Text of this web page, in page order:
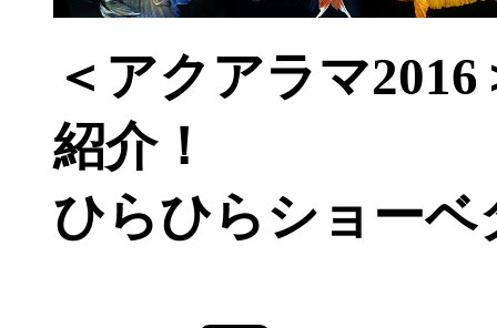
＜アクアラマ
紹介！
ひらひらショーベ